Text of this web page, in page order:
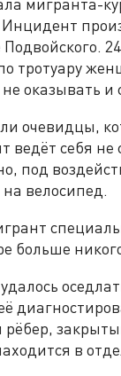
тротуару
оказывать и
очевидцы,
ведёт себя
под
велосипед.
больше
рёбер,
в